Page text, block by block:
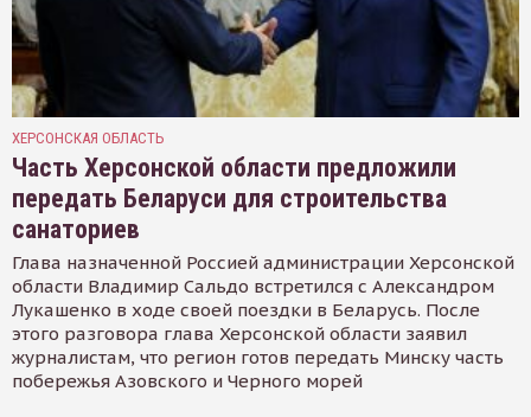
ХЕРСОНСКАЯ ОБЛАСТЬ
Часть Херсонской области предложили
передать Беларуси для строительства
санаториев
Глава назначенной Россией администрации Херсонской
области Владимир Сальдо встретился с Александром
Лукашенко в ходе своей поездки в Беларусь. После
этого разговора глава Херсонской области заявил
журналистам, что регион готов передать Минску часть
побережья Азовского и Черного морей